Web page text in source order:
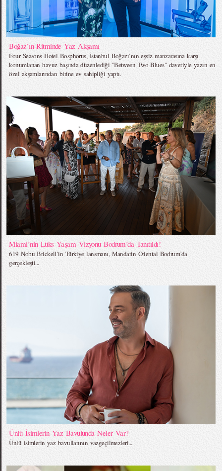
Boğaz`ın Ritminde Yaz Akşamı
Four Seasons Hotel Bosphorus, İstanbul Boğazı`nın eşsiz manzarasına karşı
konumlanan havuz başında düzenlediği "Between Two Blues" davetiyle yazın en
özel akşamlarından birine ev sahipliği yaptı.
Miami’nin Lüks Yaşam Vizyonu Bodrum’da Tanıtıldı!
619 Nobu Brickell’in Türkiye lansmanı, Mandarin Oriental Bodrum’da
gerçekleşti...
Ünlü İsimlerin Yaz Bavulunda Neler Var?
Ünlü isimlerin yaz bavullarının vazgeçilmezleri...